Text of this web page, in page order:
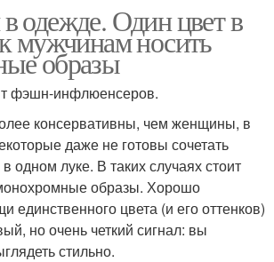
одежде. Один цвет в
мужчинам носить
образы
фэшн-инфлюенсеров.
консервативны, чем женщины, в
даже не готовы сочетать
одном луке. В таких случаях стоит
образы. Хорошо
единственного цвета (и его оттенков)
но очень четкий сигнал: вы
стильно.